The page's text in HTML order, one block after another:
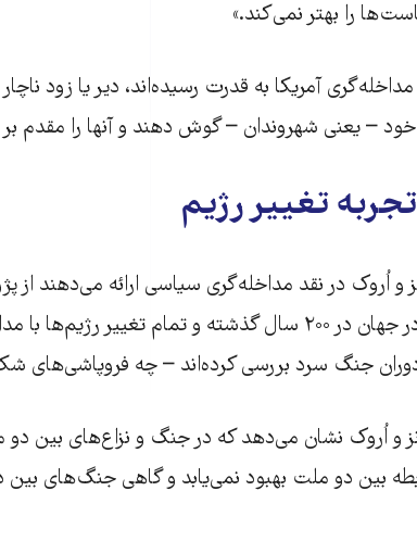
را بهتر نمی‌کند.»
آمریکا به قدرت رسیده‌اند، دیر یا زود
– یعنی شهروندان – گوش دهند و آنها را مقدم بر
و اُروک در نقد مداخله‌گری سیاسی ارائه می‌دهند از
تغییر رژیم‌ها را در جهان در ۲۰۰ سال گذشته و تمام
دوران جنگ سرد بررسی کرده‌اند – چه
و اُروک نشان می‌دهد که در جنگ و نزاع‌های بین دو
بین دو ملت بهبود نمی‌یابد و گاهی جنگ‌های